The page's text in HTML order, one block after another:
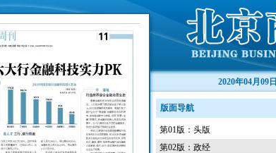
2020年04月09日
版面导航
第01版：头版
第02版：政经